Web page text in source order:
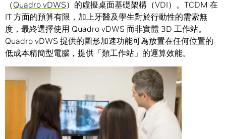
（Quadro vDWS）的虛擬桌面基礎架構（VDI）。TCDM 在
IT 方面的預算有限，加上牙醫及學生對於行動性的需索無
度，最終選擇使用 Quadro vDWS 而非實體 3D 工作站。
Quadro vDWS 提供的圖形加速功能可為放置在任何位置的
低成本精簡型電腦，提供「類工作站」的運算效能。